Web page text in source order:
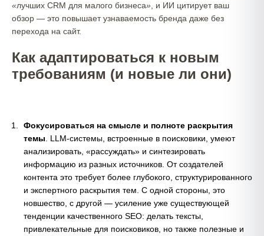
«лучших CRM для малого бизнеса» , и ИИ цитирует ваш
обзор — это повышает узнаваемость бренда даже без
перехода на сайт.
Как адаптироваться к новым
требованиям (и новые ли они)
Фокусироваться на смысле и полноте раскрытия
темы . LLM-системы, встроенные в поисковики, умеют
анализировать, «рассуждать» и синтезировать
информацию из разных источников. От создателей
контента это требует более глубокого, структурированного
и экспертного раскрытия тем. С одной стороны, это
новшество, с другой — усиление уже существующей
тенденции качественного SEO: делать тексты,
привлекательные для поисковиков, но также полезные и